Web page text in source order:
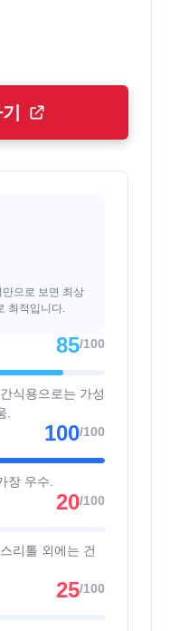
으로 보면 최상
최적입니다.
85/100
식용으로는 가성
.
100/100
장 우수.
20/100
리톨 외에는 건
25/100